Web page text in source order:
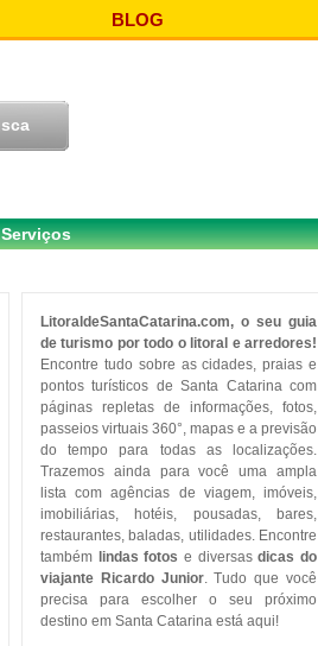
BLOG
Serviços
LitoraldeSantaCatarina.com, o seu guia
de turismo por todo o litoral e arredores!
Encontre tudo sobre as cidades, praias e
pontos turísticos de Santa Catarina com
páginas repletas de informações, fotos,
passeios virtuais 360°, mapas e a previsão
do tempo para todas as localizações.
Trazemos ainda para você uma ampla
lista com agências de viagem, imóveis,
imobiliárias, hotéis, pousadas, bares,
restaurantes, baladas, utilidades. Encontre
também
lindas fotos e diversasdicas do
viajante Ricardo Junior. Tudo que você
precisa para escolher o seu próximo
destino em Santa Catarina está aqui!